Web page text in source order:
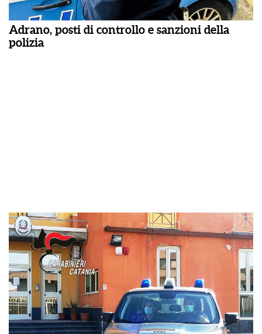
Adrano, posti di controllo e sanzioni della
polizia